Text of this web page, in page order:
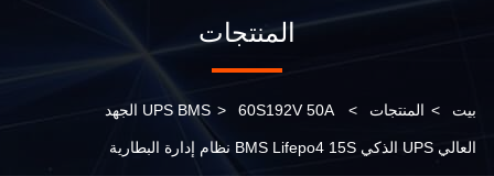
المنتجات
بيت > المنتجات >
UPS BMS > 60S192V 50A الجهد
العالي UPS الذكي BMS Lifepo4 15S نظام إدارة البطارية